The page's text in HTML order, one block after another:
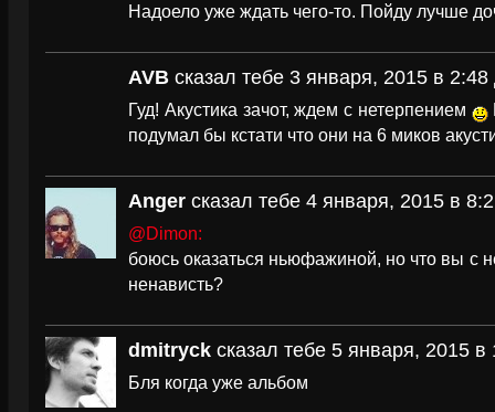
Надоело уже ждать чего-то. Пойду лучше
AVB сказал тебе 3 января, 2015 в 2:48
Гуд! Акустика зачот, ждем с нетерпением
подумал бы кстати что они на 6 миков
Anger сказал тебе 4 января, 2015 в
@Dimon:
боюсь оказаться ньюфажиной, но что вы с
ненависть?
dmitryck сказал тебе 5 января, 2015 в
Бля когда уже альбом